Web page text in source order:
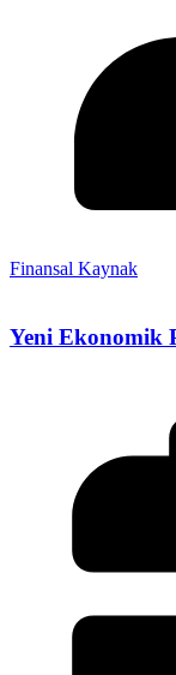
Finansal Kaynak
Yeni Ekonomik